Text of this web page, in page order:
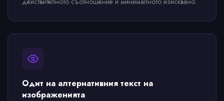
Одит на алтернативния текст на
изображенията